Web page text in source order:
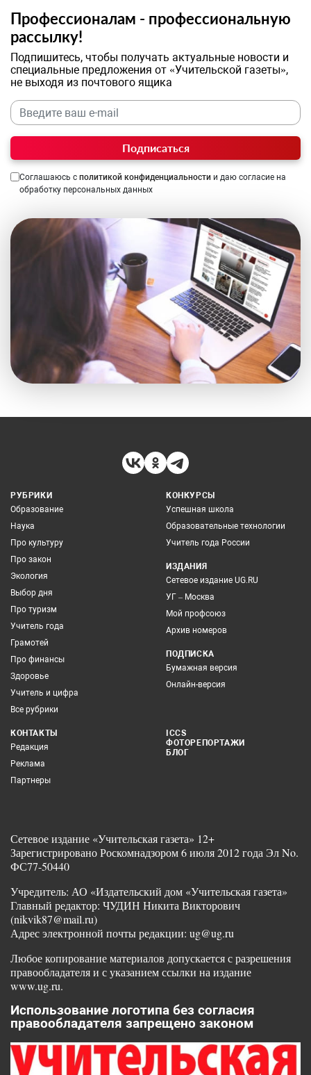
Профессионалам - профессиональную
рассылку!
Подпишитесь, чтобы получать актуальные новости и
специальные предложения от «Учительской газеты»,
не выходя из почтового ящика
Подписаться
Соглашаюсь с политикой конфиденциальности и даю согласие на
обработку персональных данных
РУБРИКИ
Образование
Наука
Про культуру
Про закон
Экология
Выбор дня
Про туризм
Учитель года
Грамотей
Про финансы
Здоровье
Учитель и цифра
Все рубрики
КОНКУРСЫ
Успешная школа
Образовательные технологии
Учитель года России
ИЗДАНИЯ
Сетевое издание UG.RU
УГ – Москва
Мой профсоюз
Архив номеров
ПОДПИСКА
Бумажная версия
Онлайн-версия
КОНТАКТЫ
Редакция
Реклама
Партнеры
ICCS
ФОТОРЕПОРТАЖИ
БЛОГ
Сетевое издание «Учительская газета» 12+
Зарегистрировано Роскомнадзором 6 июля 2012 года Эл No.
ФС77-50440
Учредитель: АО «Издательский дом «Учительская газета»
Главный редактор: ЧУДИН Никита Викторович
(nikvik87@mail.ru)
Адрес электронной почты редакции: ug@ug.ru
Любое копирование материалов допускается с разрешения
правообладателя и с указанием ссылки на издание
www.ug.ru.
Использование логотипа без согласия
правообладателя запрещено законом